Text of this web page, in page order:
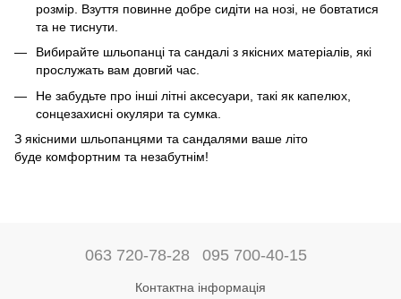
розмір. Взуття повинне добре сидіти на нозі, не бовтатися
та не тиснути.
Вибирайте шльопанці та сандалі з якісних матеріалів, які
прослужать вам довгий час.
Не забудьте про інші літні аксесуари, такі як капелюх,
сонцезахисні окуляри та сумка.
З якісними шльопанцями та сандалями ваше літо
буде комфортним та незабутнім!
063 720-78-28 095 700-40-15
Контактна інформація